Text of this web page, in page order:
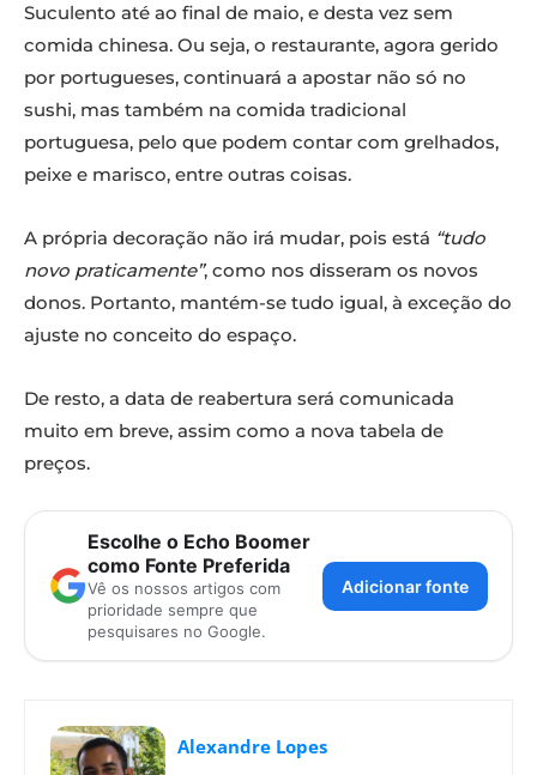
Suculento até ao final de maio, e desta vez sem
comida chinesa. Ou seja, o restaurante, agora gerido
por portugueses, continuará a apostar não só no
sushi, mas também na comida tradicional
portuguesa, pelo que podem contar com grelhados,
peixe e marisco, entre outras coisas.
A própria decoração não irá mudar, pois está “tudo
novo praticamente”, como nos disseram os novos
donos. Portanto, mantém-se tudo igual, à exceção do
ajuste no conceito do espaço.
De resto, a data de reabertura será comunicada
muito em breve, assim como a nova tabela de
preços.
Escolhe o Echo Boomer
como Fonte Preferida
Vê os nossos artigos com
prioridade sempre que
pesquisares no Google.
Adicionar fonte
Alexandre Lopes